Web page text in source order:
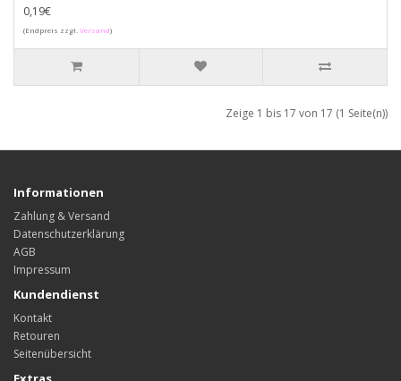
0,19€
(Endpreis zzgl.Versand)
Zeige 1 bis 17 von 17 (1 Seite(n))
Informationen
Zahlung & Versand
Datenschutzerklärung
AGB
Impressum
Kundendienst
Kontakt
Retouren
Seitenübersicht